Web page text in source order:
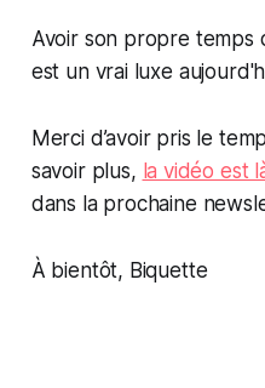
Avoir son propre temps
est un vrai luxe
Merci d’avoir pris le
savoir plus, la vidéo est
dans la prochaine
À bientôt, Biquette